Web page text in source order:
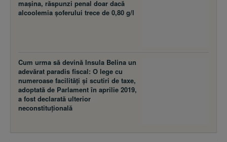
maşina, răspunzi penal doar dacă
alcoolemia şoferului trece de 0,80 g/l
Cum urma să devină Insula Belina un
adevărat paradis fiscal: O lege cu
numeroase facilităţi şi scutiri de taxe,
adoptată de Parlament în aprilie 2019,
a fost declarată ulterior
neconstituţională